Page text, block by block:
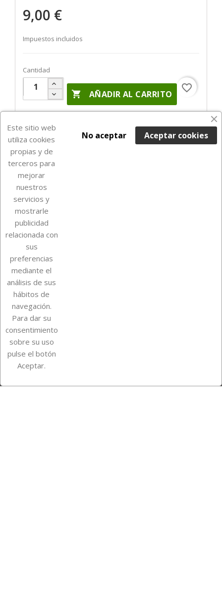
9,00 €
Impuestos incluidos
Cantidad
 AÑADIR AL CARRITO
favorite_border

Su cuenta
Información de la tienda
InstagramTikTok
Este sitio web
utiliza cookies
propias y de
terceros para
mejorar
nuestros
servicios y
mostrarle
publicidad
relacionada con
sus
preferencias
mediante el
análisis de sus
hábitos de
navegación.
Para dar su
consentimiento
sobre su uso
pulse el botón
Aceptar.
Aceptar cookies
No aceptar